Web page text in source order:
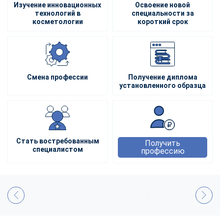
Изучение инновационных
технологий в
косметологии
Освоение новой
специальности за
короткий срок
Смена профессии
Получение диплома
установленного образца
Стать востребованным
специалистом
Получить
профессию